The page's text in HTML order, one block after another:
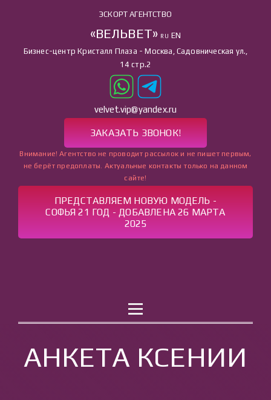
ЭСКОРТ АГЕНТСТВО
«ВЕЛЬВЕТ» RU EN
Бизнес-центр Кристалл Плаза - Москва, Садовническая ул.,
14 стр.2
velvet.vip@yandex.ru
ЗАКАЗАТЬ ЗВОНОК!
Внимание! Агентство не проводит рассылок и не пишет первым,
не берёт предоплаты. Актуальные контакты только на данном
сайте!
ПРЕДСТАВЛЯЕМ НОВУЮ МОДЕЛЬ -
СОФЬЯ 21 ГОД - ДОБАВЛЕНА 26 МАРТА
2025
АНКЕТА КСЕНИИ